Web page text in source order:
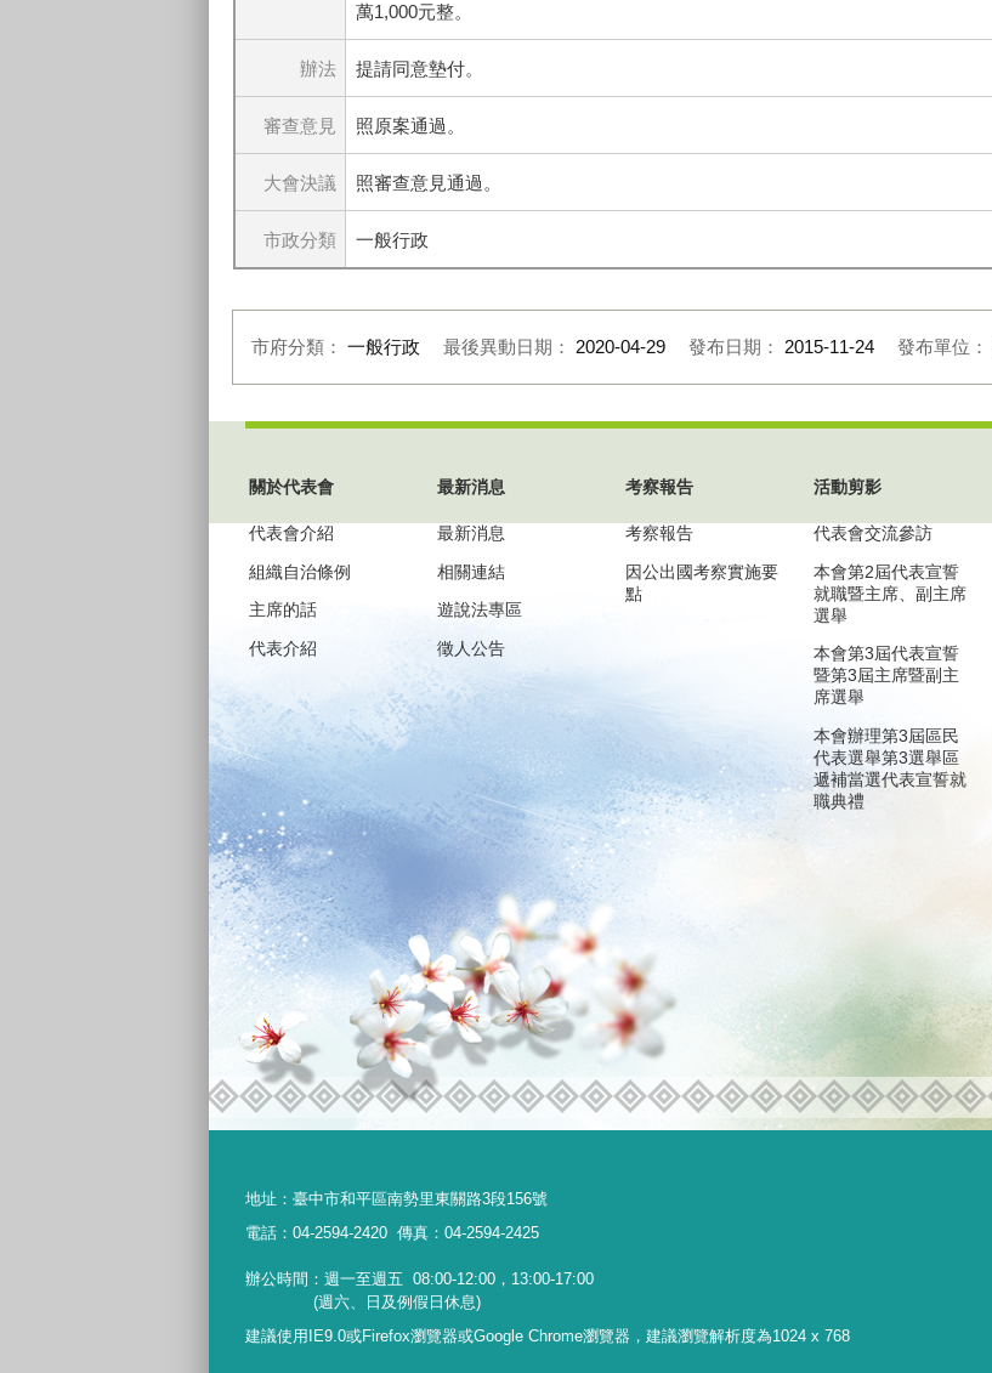
萬1,000元整。
辦法 提請同意墊付。
審查意見 照原案通過。
大會決議 照審查意見通過。
市政分類 一般行政
市府分類： 一般行政 最後異動日期： 2020-04-29 發布日期： 2015-11-24 發布單位：
關於代表會
代表會介紹
組織自治條例
主席的話
代表介紹
最新消息
最新消息
相關連結
遊說法專區
徵人公告
考察報告
考察報告
因公出國考察實施要
點
活動剪影
代表會交流參訪
本會第2屆代表宣誓
就職暨主席、副主席
選舉
本會第3屆代表宣誓
暨第3屆主席暨副主
席選舉
本會辦理第3屆區民
代表選舉第3選舉區
遞補當選代表宣誓就
職典禮
地址： 臺中市和平區南勢里東關路3段156號
電話：04-2594-2420 傳真：04-2594-2425
辦公時間：週一至週五 08:00-12:00，13:00-17:00
(週六、日及例假日休息)
建議使用IE9.0或Firefox瀏覽器或Google Chrome瀏覽器，建議瀏覽解析度為1024 x 768